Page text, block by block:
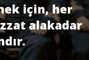
için, her
alakadar